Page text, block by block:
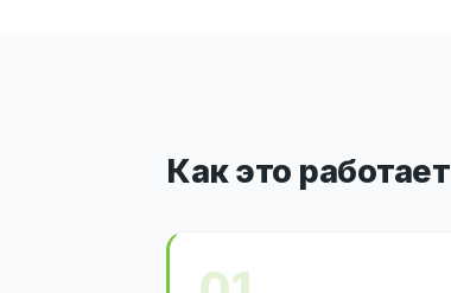
Как это работает